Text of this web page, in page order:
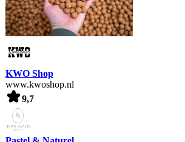
KWO Shop
www.kwoshop.nl
9,7